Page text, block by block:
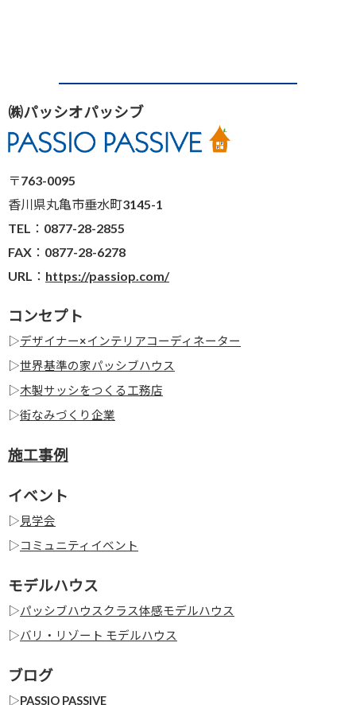
㈱パッシオパッシブ
〒763-0095
香川県丸亀市垂水町3145-1
TEL：0877-28-2855
FAX：0877-28-6278
URL： https://passiop.com/
コンセプト
▷デザイナー×インテリアコーディネーター
▷世界基準の家パッシブハウス
▷木製サッシをつくる工務店
▷街なみづくり企業
施工事例
イベント
▷ 見学会
▷コミュニティイベント
モデルハウス
▷パッシブハウスクラス体感モデルハウス
▷バリ・リゾート モデルハウス
ブログ
▷PASSIO PASSIVE